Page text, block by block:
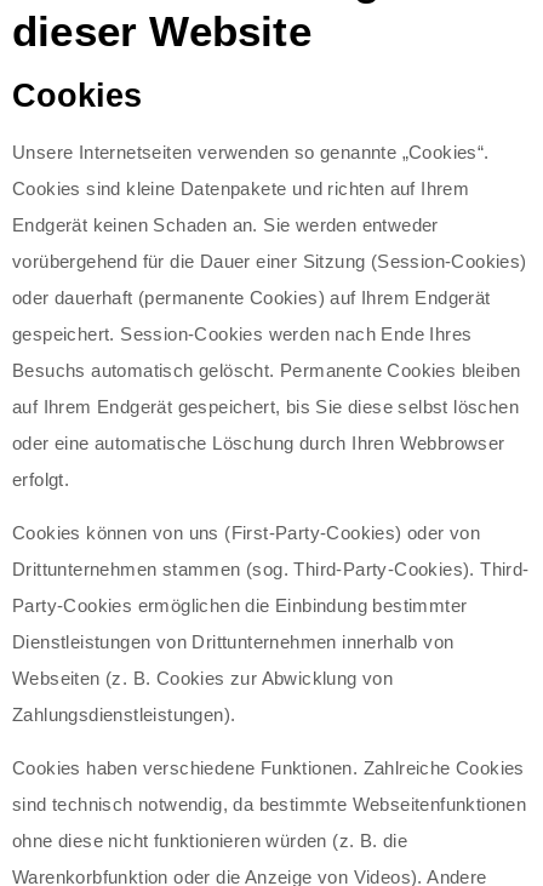
dieser Website
Cookies
Unsere Internetseiten verwenden so genannte „Cookies“.
Cookies sind kleine Datenpakete und richten auf Ihrem
Endgerät keinen Schaden an. Sie werden entweder
vorübergehend für die Dauer einer Sitzung (Session-Cookies)
oder dauerhaft (permanente Cookies) auf Ihrem Endgerät
gespeichert. Session-Cookies werden nach Ende Ihres
Besuchs automatisch gelöscht. Permanente Cookies bleiben
auf Ihrem Endgerät gespeichert, bis Sie diese selbst löschen
oder eine automatische Löschung durch Ihren Webbrowser
erfolgt.
Cookies können von uns (First-Party-Cookies) oder von
Drittunternehmen stammen (sog. Third-Party-Cookies). Third-
Party-Cookies ermöglichen die Einbindung bestimmter
Dienstleistungen von Drittunternehmen innerhalb von
Webseiten (z. B. Cookies zur Abwicklung von
Zahlungsdienstleistungen).
Cookies haben verschiedene Funktionen. Zahlreiche Cookies
sind technisch notwendig, da bestimmte Webseitenfunktionen
ohne diese nicht funktionieren würden (z. B. die
Warenkorbfunktion oder die Anzeige von Videos). Andere